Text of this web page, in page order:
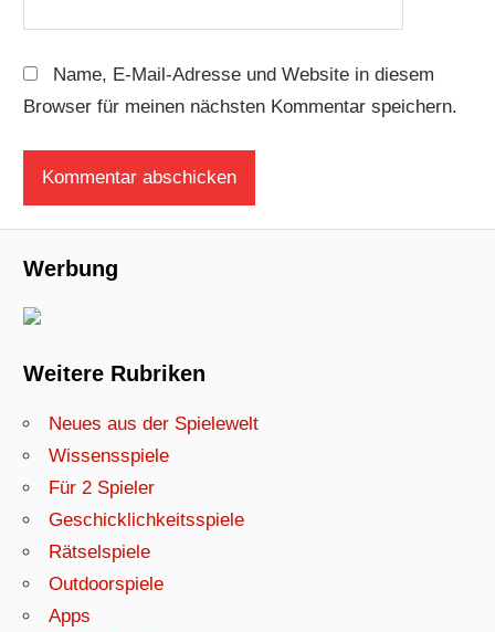
Name, E-Mail-Adresse und Website in diesem
Browser für meinen nächsten Kommentar speichern.
Werbung
Weitere Rubriken
Neues aus der Spielewelt
Wissensspiele
Für 2 Spieler
Geschicklichkeitsspiele
Rätselspiele
Outdoorspiele
Apps